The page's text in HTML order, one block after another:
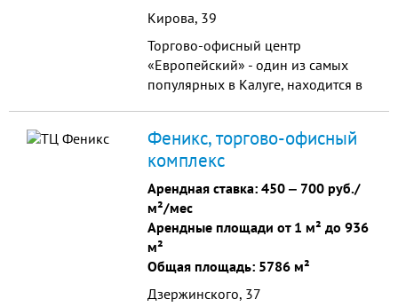
Кирова, 39
Торгово-офисный центр
«Европейский» - один из самых
популярных в Калуге, находится в
стилем среди остальных построек.
Феникс, торгово-офисный
комплекс
Арендная ставка: 450 ‒ 700 руб./
м²/мес
Арендные площади от 1 м² до 936
м²
Общая площадь: 5786 м²
Дзержинского, 37